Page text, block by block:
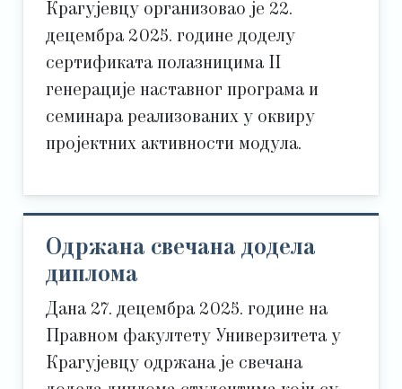
Крагујевцу организовао је 22.
децембра 2025. године доделу
сертификата полазницима II
генерације наставног програма и
семинара реализованих у оквиру
пројектних активности модула.
Одржана свечана додела
диплома
Дана 27. децембра 2025. године на
Правном факултету Универзитета у
Крагујевцу одржана је свечана